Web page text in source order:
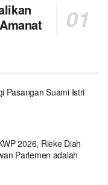
Pasangan Suami Istri
2026, Rieke Diah
Parlemen adalah